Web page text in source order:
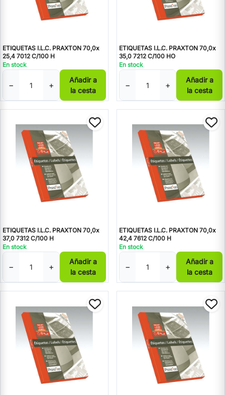
ETIQUETAS I.L.C. PRAXTON 70,0x
25,4 7012 C/100 H
En stock
− +
Añadir a
la cesta
ETIQUETAS I.L.C. PRAXTON 70,0x
35,0 7212 C/100 HO
En stock
− +
Añadir a
la cesta
ETIQUETAS I.L.C. PRAXTON 70,0x
37,0 7312 C/100 H
En stock
− +
Añadir a
la cesta
ETIQUETAS I.L.C. PRAXTON 70,0x
42,4 7612 C/100 H
En stock
− +
Añadir a
la cesta